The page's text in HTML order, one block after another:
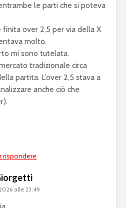
le parti che si poteva
over 2,5 per via della X
molto.
mi sono tutelata.
mercato tradizionale circa
partita. L’over 2,5 stava a
anche ciò che
rispondere
alle 23:49